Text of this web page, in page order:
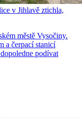
v Jihlavě ztichla,
městě Vysočiny.
a čerpací stanicí
podívat